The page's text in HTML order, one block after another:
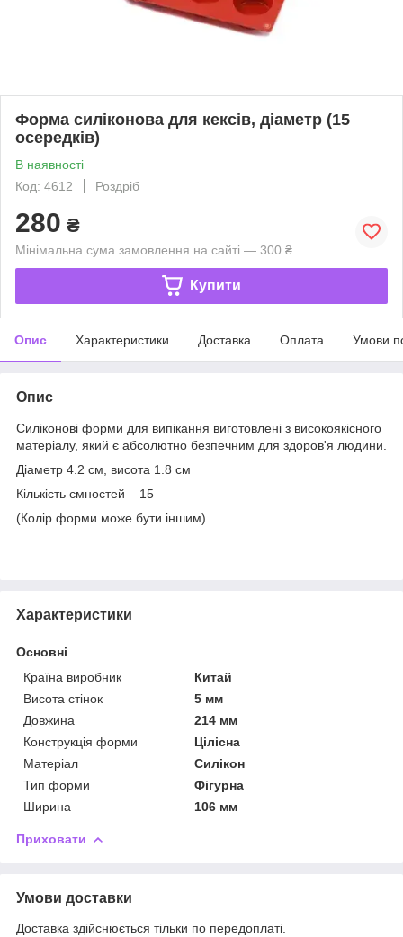
Форма силіконова для кексів, діаметр (15
осередків)
В наявності
Код: 4612
Роздріб
280 ₴
Мінімальна сума замовлення на сайті — 300 ₴
Купити
Опис Характеристики Доставка Оплата Умови
Опис
Силіконові форми для випікання виготовлені з високоякісного
матеріалу, який є абсолютно безпечним для здоров'я людини.
Діаметр 4.2 см, висота 1.8 см
Кількість ємностей – 15
(Колір форми може бути іншим)
Характеристики
Основні
Країна виробник
Китай
Висота стінок
5 мм
Довжина
214 мм
Конструкція форми
Цілісна
Матеріал
Силікон
Тип форми
Фігурна
Ширина
106 мм
Приховати
Умови доставки
Доставка здійснюється тільки по передоплаті.